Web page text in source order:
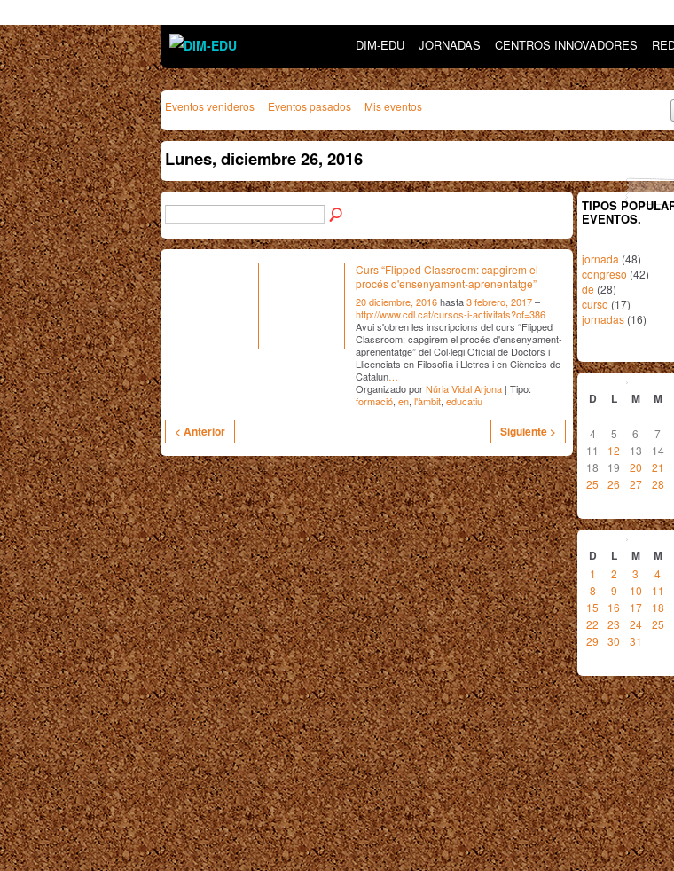
DIM-EDU JORNADAS CENTROS INNOVADORES
Eventos venideros Eventos pasados Mis eventos
Lunes, diciembre 26, 2016
Curs “Flipped Classroom: capgirem el
procés d'ensenyament-aprenentatge”
20 diciembre, 2016hasta3 febrero, 2017–
http://www.cdl.cat/cursos-i-activitats?of=386
Avui s'obren les inscripcions del curs “Flipped
Classroom: capgirem el procés d'ensenyament-
aprenentatge” del Col·legi Oficial de Doctors i
Llicenciats en Filosofia i Lletres i en Ciències de
Catalun …
Organizado porNúria Vidal Arjona | Tipo:
formació, en, l'àmbit, educatiu
< Anterior Siguiente >
TIPOS
EVENTOS.
jornada (48)
congreso (42)
de (28)
curso (17)
jornadas (16)
diciembre
D L M M
4
5 6 7
11
12 13 14
18
19 20 21
25
26 27 28
enero
D L M M
1 2 3 4
8
9 10 11
15
16 17 18
22
23 24 25
29
30 31